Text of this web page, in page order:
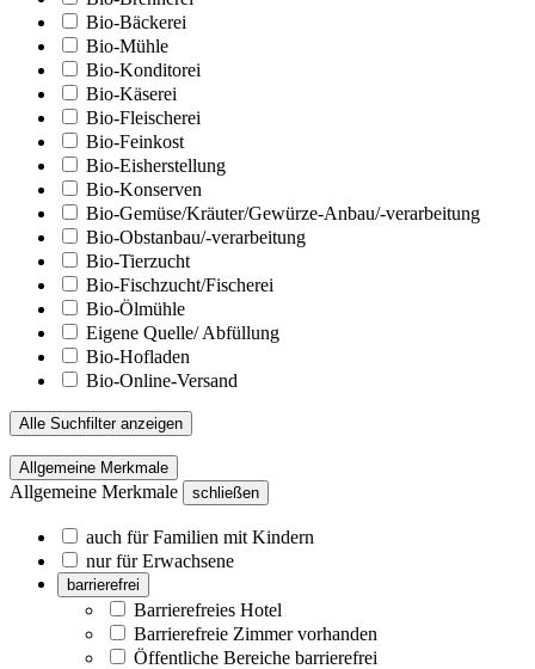
Bio-Bäckerei
Bio-Mühle
Bio-Konditorei
Bio-Käserei
Bio-Fleischerei
Bio-Feinkost
Bio-Eisherstellung
Bio-Konserven
Bio-Gemüse/Kräuter/Gewürze-Anbau/-verarbeitung
Bio-Obstanbau/-verarbeitung
Bio-Tierzucht
Bio-Fischzucht/Fischerei
Bio-Ölmühle
Eigene Quelle/ Abfüllung
Bio-Hofladen
Bio-Online-Versand
Alle Suchfilter anzeigen
Allgemeine Merkmale
Allgemeine Merkmale schließen
auch für Familien mit Kindern
nur für Erwachsene
barrierefrei
Barrierefreies Hotel
Barrierefreie Zimmer vorhanden
Öffentliche Bereiche barrierefrei